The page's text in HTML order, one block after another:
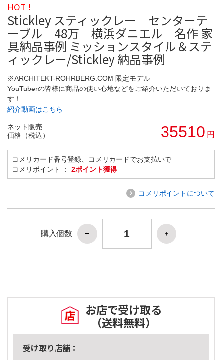
HOT !
Stickley スティックレー センターテ
ーブル 48万 横浜ダニエル 名作 家
具納品事例 ミッションスタイル＆ステ
ィックレー/Stickley 納品事例
※ARCHITEKT-ROHRBERG.COM 限定モデル
YouTuberの皆様に商品の使い心地などをご紹介いただいておりま
す！
紹介動画はこちら
ネット販売
価格（税込）
35510 円
コメリカード番号登録、コメリカードでお支払いで
コメリポイント ： 2ポイント獲得
コメリポイントについて
購入個数
お店で受け取る
（送料無料）
受け取り店舗：